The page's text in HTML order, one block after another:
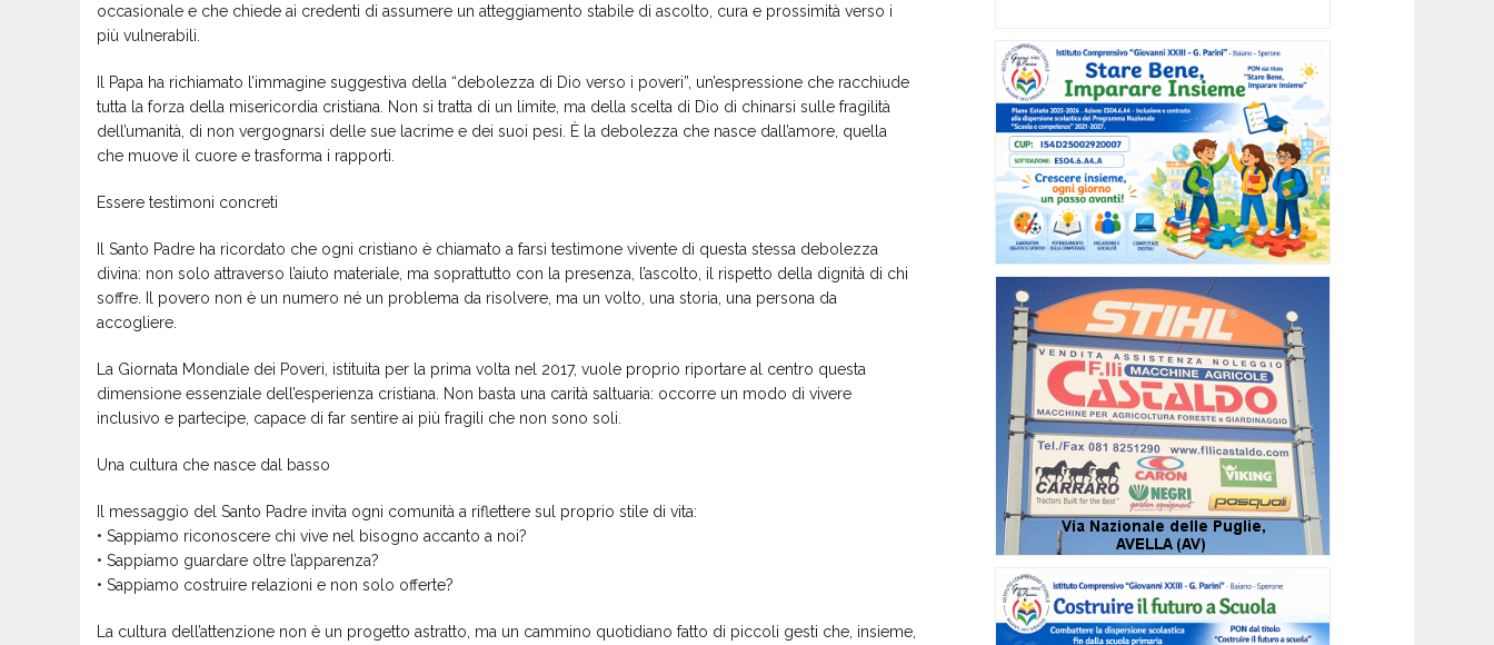
occasionale e che chiede ai credenti di assumere un atteggiamento stabile di ascolto, cura e prossimità verso i
più vulnerabili.
Il Papa ha richiamato l’immagine suggestiva della “debolezza di Dio verso i poveri”, un’espressione che racchiude
tutta la forza della misericordia cristiana. Non si tratta di un limite, ma della scelta di Dio di chinarsi sulle fragilità
dell’umanità, di non vergognarsi delle sue lacrime e dei suoi pesi. È la debolezza che nasce dall’amore, quella
che muove il cuore e trasforma i rapporti.
Essere testimoni concreti
Il Santo Padre ha ricordato che ogni cristiano è chiamato a farsi testimone vivente di questa stessa debolezza
divina: non solo attraverso l’aiuto materiale, ma soprattutto con la presenza, l’ascolto, il rispetto della dignità di chi
soffre. Il povero non è un numero né un problema da risolvere, ma un volto, una storia, una persona da
accogliere.
La Giornata Mondiale dei Poveri, istituita per la prima volta nel 2017, vuole proprio riportare al centro questa
dimensione essenziale dell’esperienza cristiana. Non basta una carità saltuaria: occorre un modo di vivere
inclusivo e partecipe, capace di far sentire ai più fragili che non sono soli.
Una cultura che nasce dal basso
Il messaggio del Santo Padre invita ogni comunità a riflettere sul proprio stile di vita:
• Sappiamo riconoscere chi vive nel bisogno accanto a noi?
• Sappiamo guardare oltre l’apparenza?
• Sappiamo costruire relazioni e non solo offerte?
La cultura dell’attenzione non è un progetto astratto, ma un cammino quotidiano fatto di piccoli gesti che, insieme,